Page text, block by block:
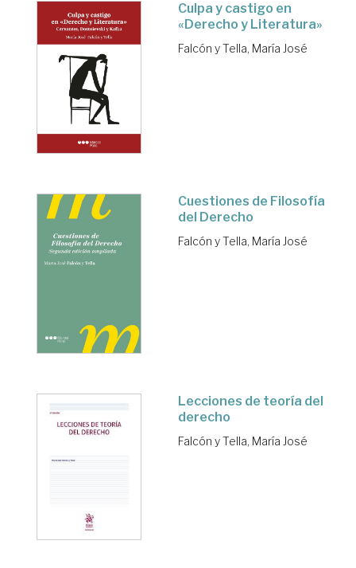
Culpa y castigo en
«Derecho y Literatura»
Falcón y Tella, María José
Cuestiones de Filosofía
del Derecho
Falcón y Tella, María José
Lecciones de teoría del
derecho
Falcón y Tella, María José